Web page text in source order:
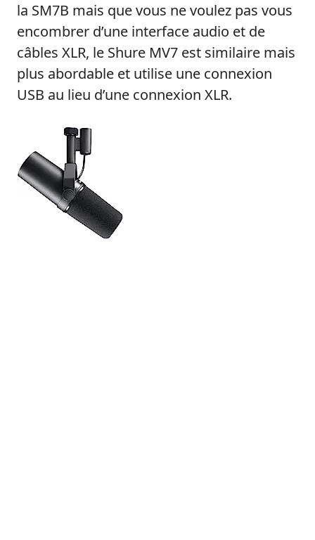
la SM7B mais que vous ne voulez pas vous
encombrer d’une interface audio et de
câbles XLR, le Shure MV7 est similaire mais
plus abordable et utilise une connexion
USB au lieu d’une connexion XLR.